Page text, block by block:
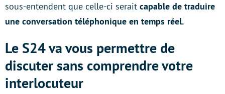
sous-entendent que celle-ci serait capable de traduire
une conversation téléphonique en temps réel.
Le S24 va vous permettre de
discuter sans comprendre votre
interlocuteur